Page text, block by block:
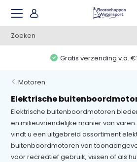
Gratis verzending v.a.
Motoren
Elektrische
Elektrische buitenboordmotoren
en milieuvriendelijke manier van
vindt u een uitgebreid assortiment
buitenboordmotoren van
voor recreatief gebruik, vissen of als